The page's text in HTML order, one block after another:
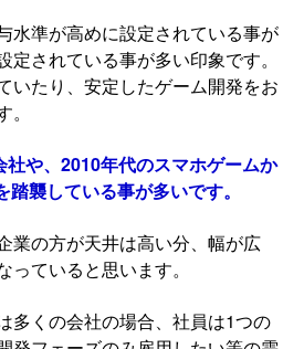
水準が高めに設定されている事が
されている事が多い印象です。
いたり、安定したゲーム開発をお
や、2010年代のスマホゲームか
襲している事が多いです。
業の方が天井は高い分、幅が広
ていると思います。
多くの会社の場合、社員は1つの